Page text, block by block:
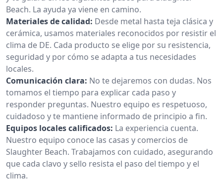
Beach. La ayuda ya viene en camino.
Materiales de calidad: Desde metal hasta teja clásica y
cerámica, usamos materiales reconocidos por resistir el
clima de DE. Cada producto se elige por su resistencia,
seguridad y por cómo se adapta a tus necesidades
locales.
Comunicación clara: No te dejaremos con dudas. Nos
tomamos el tiempo para explicar cada paso y
responder preguntas. Nuestro equipo es respetuoso,
cuidadoso y te mantiene informado de principio a fin.
Equipos locales calificados: La experiencia cuenta.
Nuestro equipo conoce las casas y comercios de
Slaughter Beach. Trabajamos con cuidado, asegurando
que cada clavo y sello resista el paso del tiempo y el
clima.